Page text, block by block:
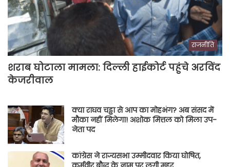
राजनीति
शराब घोटाला मामला: दिल्ली हाईकोर्ट पहुंचे अरविंद
केजरीवाल
क्या राघव चड्ढा से आप का मोहभंग? अब संसद में
मौका नहीं मिलेगा! अशोक मित्तल को मिला उप-
नेता पद
कांग्रेस ने राज्यसभा उम्मीदवार किया घोषित,